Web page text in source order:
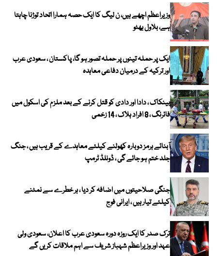
وزیراعظم اچھے ہیں، ن لیگ کا ایک حصہ ہمارا اتحاد توڑنا چاہتا
ہے، بلاول بھٹو
ایک پر حملہ تینوں پر حملہ تصور ہو گا، پاکستان ، سعودی عرب
اور ترکیہ کے درمیان دفاعی معاہدہ
بینکاک ، دادا اور دادی کو قتل کرنے کے بعد ملزم کی اسکول میں
فائرنگ ، 8 افراد ہلاک ، 14 زخمی
آبنائے ہرمز دوبارہ کھولنے کیلئے معاہدے کے قریب ہیں ، جنگ
جلد ختم ہو جائے گی ، ڈونلڈ ٹرمپ
جنگی صلاحیتوں میں اضافہ کر دیا ، ہر خطرے سے نمٹنے
کیلئے تیار ہیں ، ایرانی فوج
ترک صدر کا ایک روزہ دورہ سعودی عرب کا اعلان، سعودی ولی
عہد اور وزیراعظم شہباز شریف سے اہم ملاقات کریں گے